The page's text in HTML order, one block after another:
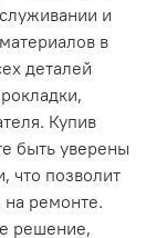
и
в
деталей
Купив
быть уверены
что позволит
на ремонте.
решение,